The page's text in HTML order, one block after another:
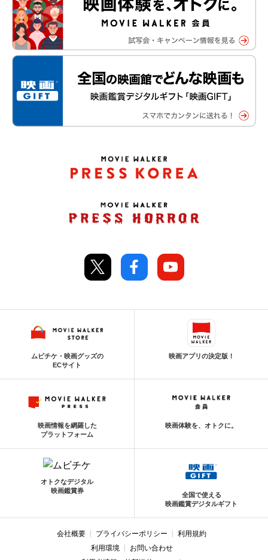
ムビチケ・映画グッズの
ECサイト
映画アプリの決定版！
映画情報を網羅した
プラットフォーム
映画体験を、オトクに。
オトクなデジタル
映画鑑賞券
全国で使える
映画鑑賞デジタルギフト
会社概要 プライバシーポリシー
利用規約
利用環境
お問い合わせ